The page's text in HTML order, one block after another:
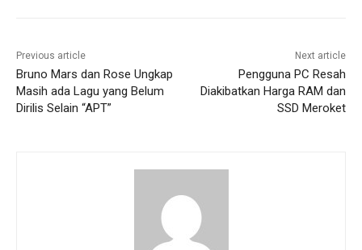
Previous article
Bruno Mars dan Rose Ungkap
Masih ada Lagu yang Belum
Dirilis Selain “APT”
Next article
Pengguna PC Resah
Diakibatkan Harga RAM dan
SSD Meroket